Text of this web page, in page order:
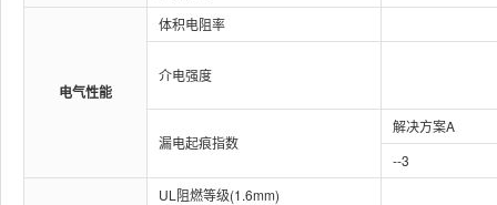
电气性能
体积电阻率
介电强度
漏电起痕指数
解决方案A
--3
UL阻燃等级(1.6mm)